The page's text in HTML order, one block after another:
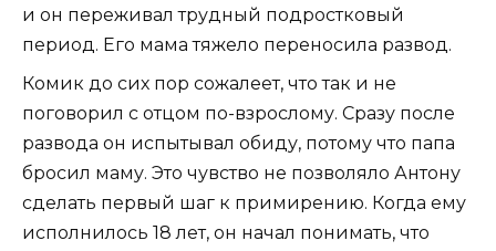
и он переживал трудный подростковый
период. Его мама тяжело переносила развод.
Комик до сих пор сожалеет, что так и не
поговорил с отцом по-взрослому. Сразу после
развода он испытывал обиду, потому что папа
бросил маму. Это чувство не позволяло Антону
сделать первый шаг к примирению. Когда ему
исполнилось 18 лет, он начал понимать, что